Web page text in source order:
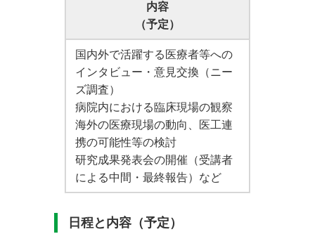
内容
（予定）
国内外で活躍する医療者等への
インタビュー・意見交換（ニー
ズ調査）
病院内における臨床現場の観察
海外の医療現場の動向、医工連
携の可能性等の検討
研究成果発表会の開催（受講者
による中間・最終報告）など
日程と内容（予定）